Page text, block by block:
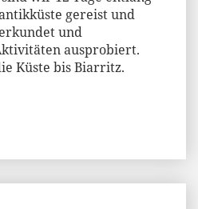
gereist und
und
ausprobiert.
Küste bis Biarritz.